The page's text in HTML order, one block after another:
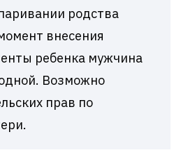
родства
внесения
ребенка мужчина
Возможно
прав по